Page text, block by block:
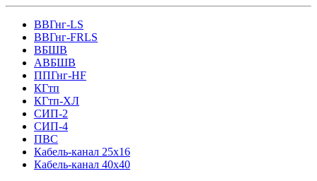
ВВГнг-LS
ВВГнг-FRLS
ВБШВ
АВБШВ
ППГнг-HF
КГтп
КГтп-ХЛ
СИП-2
СИП-4
ПВС
Кабель-канал 25х16
Кабель-канал 40х40